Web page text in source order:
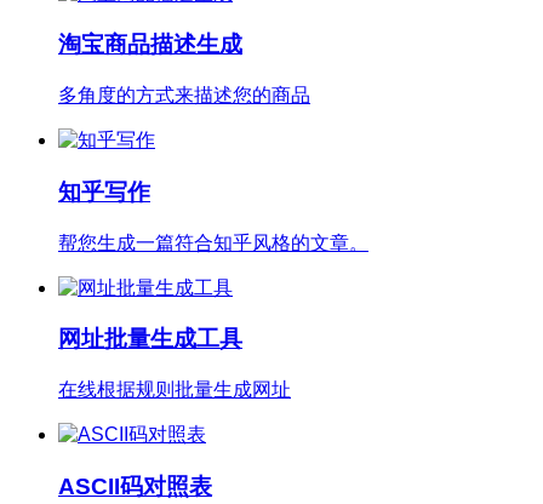
淘宝商品描述生成
多角度的方式来描述您的商品
知乎写作
帮您生成一篇符合知乎风格的文章。
网址批量生成工具
在线根据规则批量生成网址
ASCII码对照表